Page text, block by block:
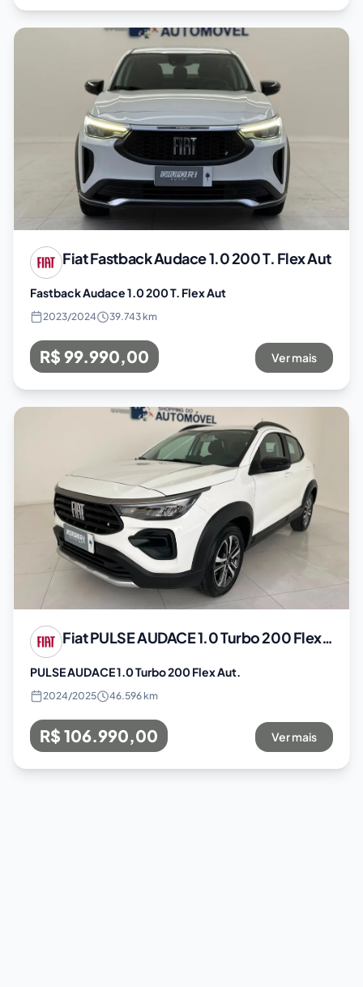
FiatFastback Audace 1.0 200 T. Flex Aut
Fastback Audace 1.0 200 T. Flex Aut
2023/2024 39.743 km
R$ 99.990,00 Ver mais
FiatPULSE AUDACE 1.0 Turbo 200 Flex Aut.
PULSE AUDACE 1.0 Turbo 200 Flex Aut.
2024/2025 46.596 km
R$ 106.990,00 Ver mais